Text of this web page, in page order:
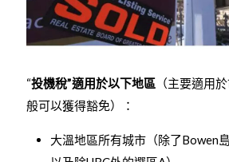
“投機稅”適用於以下地區 （主要適用
般可以獲得豁免）：
大溫地區所有城市（除了Bowen